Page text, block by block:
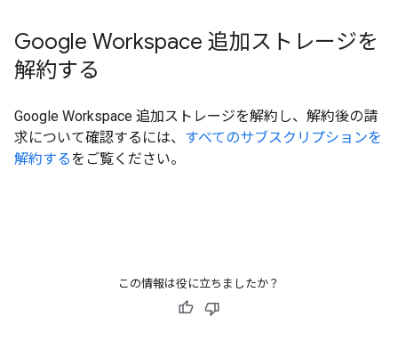
Google Workspace 追加ストレージを
解約する
Google Workspace 追加ストレージを解約し、解約後の請
求について確認するには、 すべてのサブスクリプションを
解約するをご覧ください。
この情報は役に立ちましたか？